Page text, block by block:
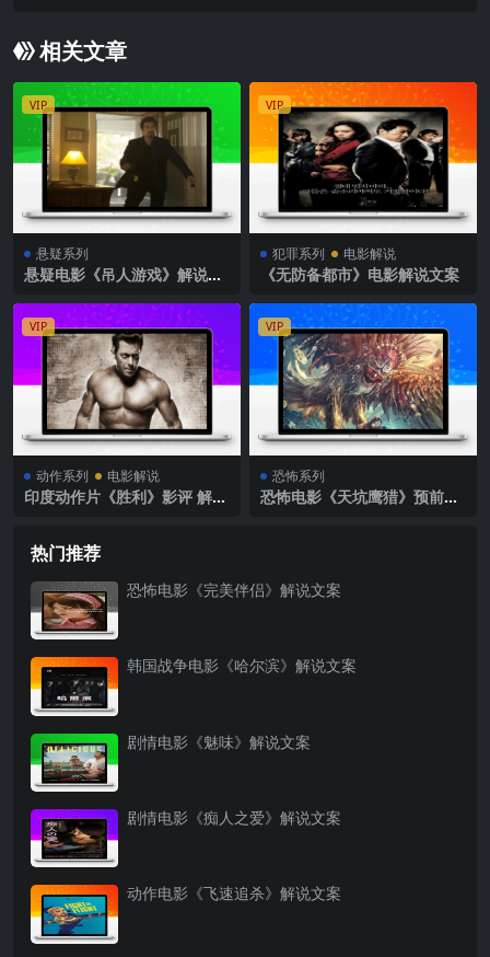
相关文章
VIP
悬疑系列
悬疑电影《吊人游戏》解说文
VIP
犯罪系列 电影解说
《无防备都市》电影解说文案
VIP
动作系列 电影解说
印度动作片《胜利》影评 解说
VIP
恐怖系列
恐怖电影《天坑鹰猎》预前解
热门推荐
恐怖电影《完美伴侣》解说文案
韩国战争电影《哈尔滨》解说文案
剧情电影《魅味》解说文案
剧情电影《痴人之爱》解说文案
动作电影《飞速追杀》解说文案